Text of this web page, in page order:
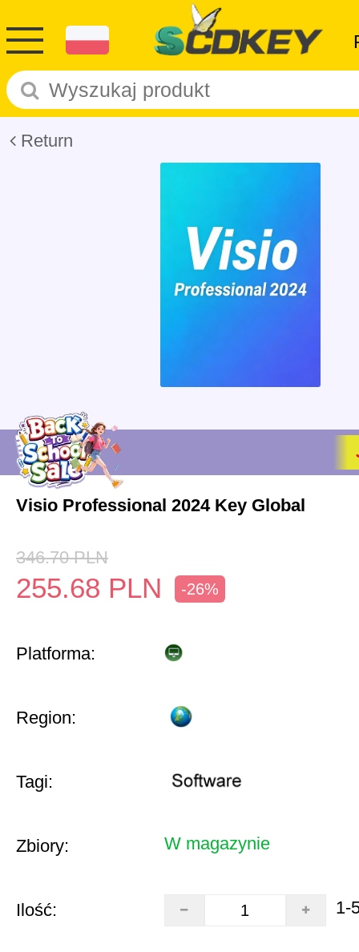
Return
Visio Professional 2024 Key Global
346.70 PLN
255.68 PLN -26%
Platforma:
Region:
Tagi:
Zbiory: W magazynie
Ilość: 1-